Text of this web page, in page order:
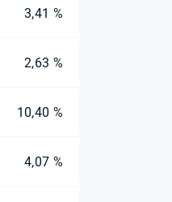
3,41 %
2,63 %
10,40 %
4,07 %